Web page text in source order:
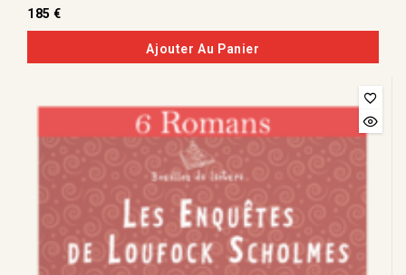
0
de
5
185€
Ajouter Au Panier